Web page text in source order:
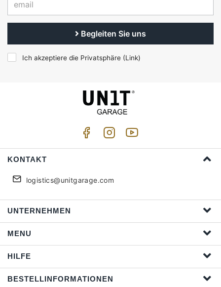
Begleiten Sie uns
Ich akzeptiere die Privatsphäre (Link)
KONTAKT
logistics@unitgarage.com
UNTERNEHMEN
MENU
HILFE
BESTELLINFORMATIONEN